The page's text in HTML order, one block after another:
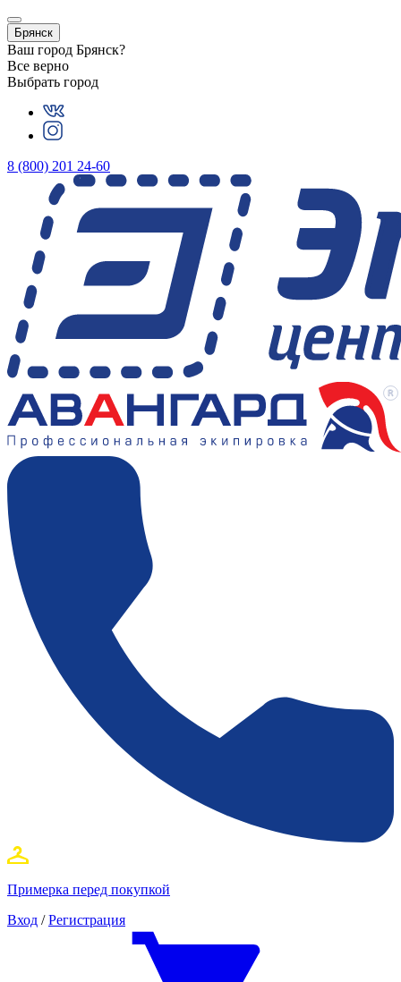
Брянск
Ваш город Брянск?
Все верно
Выбрать город
8 (800) 201 24-60
Примерка перед покупкой
Вход / Регистрация